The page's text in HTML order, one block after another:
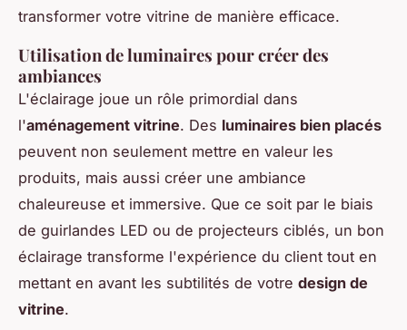
transformer votre vitrine de manière efficace.
Utilisation de luminaires pour créer des
ambiances
L'éclairage joue un rôle primordial dans
l'aménagement vitrine. Des luminaires bien placés
peuvent non seulement mettre en valeur les
produits, mais aussi créer une ambiance
chaleureuse et immersive. Que ce soit par le biais
de guirlandes LED ou de projecteurs ciblés, un bon
éclairage transforme l'expérience du client tout en
mettant en avant les subtilités de votre design de
vitrine.